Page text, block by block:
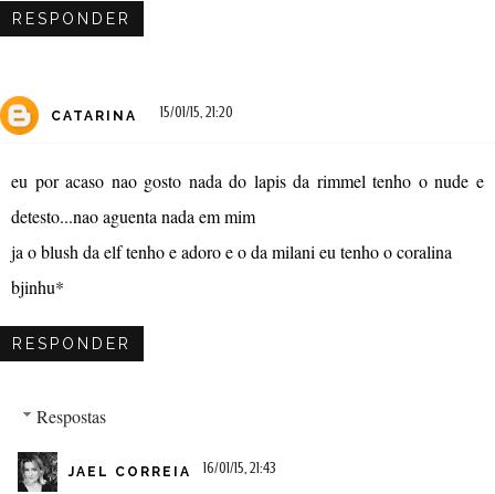
RESPONDER
CATARINA 15/01/15, 21:20
eu por acaso nao gosto nada do lapis da rimmel tenho o nude e
detesto...nao aguenta nada em mim
ja o blush da elf tenho e adoro e o da milani eu tenho o coralina
bjinhu*
RESPONDER
Respostas
JAEL CORREIA 16/01/15, 21:43